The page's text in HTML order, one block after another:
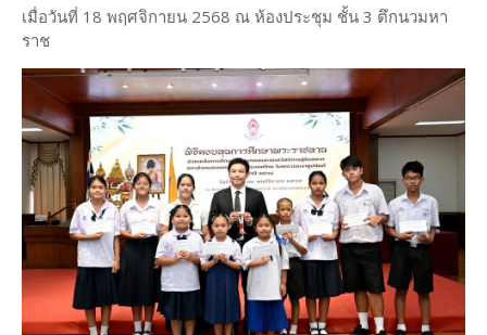
เมื่อวันที่ 18 พฤศจิกายน 2568 ณ ห้องประชุม ชั้น 3 ตึกนวมหา
ราช